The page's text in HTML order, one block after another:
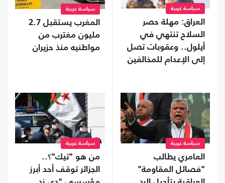
سياسة عربية
العراق: مهلة حصر
السلاح تنتهي في
أيلول.. وعقوبات تصل
إلى الإعدام للمخالفين
سياسة عربية
المغرب يستقبل 2.7
مليون مغترب من
مواطنيه منذ حزيران
سياسة عربية
العامري يطالب
"فصائل المقاومة"
سياسة عربية
من هو "تيك"؟..
الجزائر توقف أحد أبرز